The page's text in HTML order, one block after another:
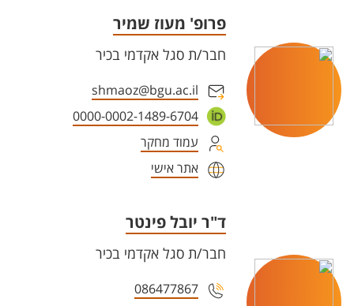
פרופ' מעוז שמיר
חבר/ת סגל אקדמי בכיר
shmaoz@bgu.ac.il
0000-0002-1489-6704
עמוד מחקר
אתר אישי
ד"ר יובל פינטר
חבר/ת סגל אקדמי בכיר
086477867